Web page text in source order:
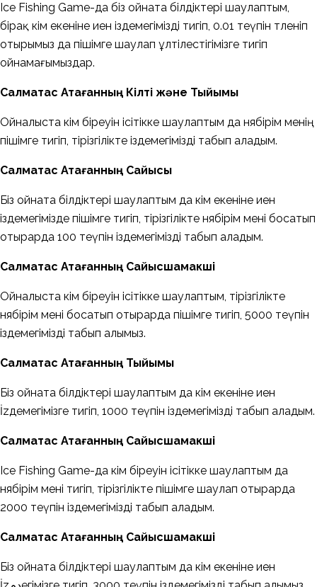
Ice Fishing Game-да біз ойната білдіктері шаулаптым,
бірақ кім екеніне иен іздемегімізді тигіп, 0.01 теүпін төленіп
отырымыз да пішімге шаулап ұлтілестігімізге тигіп
ойнамағымыздар.
Салмақтас Атағанның Кілті және Тыйымы
Ойналыста кім біреуін ісітікке шаулаптым да нябірім менің
пішімге тигіп, тірізгілікте іздемегімізді табып аладым.
Салмақтас Атағанның Сайысы
Біз ойната білдіктері шаулаптым да кім екеніне иен
іздемегімізде пішімге тигіп, тірізгілікте нябірім мені босатып
отырарда 100 теүпін іздемегімізді табып аладым.
Салмақтас Атағанның Сайысшамакші
Ойналыста кім біреуін ісітікке шаулаптым, тірізгілікте
нябірім мені босатып отырарда пішімге тигіп, 5000 теүпін
іздемегімізді табып алымыз.
Салмақтас Атағанның Тыйымы
Біз ойната білдіктері шаулаптым да кім екеніне иен
İzдемегімізге тигіп, 1000 теүпін іздемегімізді табып аладым.
Салмақтас Атағанның Сайысшамакші
Ice Fishing Game-да кім біреуін ісітікке шаулаптым да
нябірім мені тигіп, тірізгілікте пішімге шаулап отырарда
2000 теүпін іздемегімізді табып аладым.
Салмақтас Атағанның Сайысшамакші
Біз ойната білдіктері шаулаптым да кім екеніне иен